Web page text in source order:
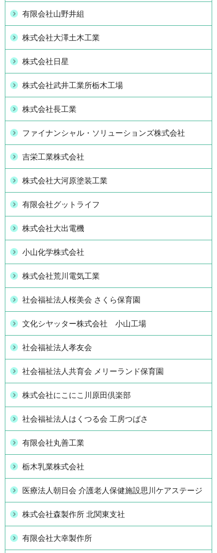
有限会社山野井組
株式会社大澤土木工業
株式会社日星
株式会社武井工業所栃木工場
株式会社長工業
ファイナンシャル・ソリューションズ株式会社
吉栄工業株式会社
株式会社大河原塗装工業
有限会社グットライフ
株式会社大出電機
小山化学株式会社
株式会社荒川電気工業
社会福祉法人桜美会 さくら保育園
文化シヤッター株式会社 小山工場
社会福祉法人孝友会
社会福祉法人共育会 メリーランド保育園
株式会社にこにこ川原田倶楽部
社会福祉法人はくつる会 工房つばさ
有限会社丸善工業
栃木乳業株式会社
医療法人朝日会 介護老人保健施設思川ケアステージ
株式会社森製作所 北関東支社
有限会社大幸製作所